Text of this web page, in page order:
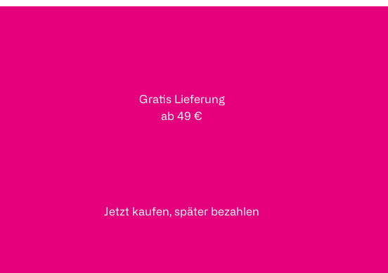
Gratis Lieferung
ab 49 €
Jetzt kaufen, später bezahlen